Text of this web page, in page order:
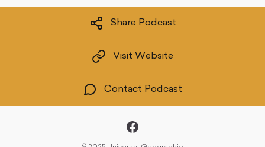
Share Podcast
Visit Website
Contact Podcast